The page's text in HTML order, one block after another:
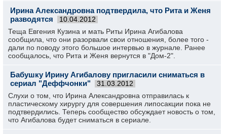
Ирина Александровна подтвердила, что Рита и Женя
разводятся
10.04.2012
Теща Евгения Кузина и мать Риты Ирина Агибалова
сообщила, что они разорвали свои отношения, более того -
дали по поводу этого большое интервью в журнале. Ранее
сообщалось, что Рита и Женя вернутся в "Дом-2".
Бабушку Ирину Агибалову пригласили сниматься в
сериал "Деффчонки"
31.03.2012
Слухи о том, что Ирина Александровна отправилась к
пластическому хирургу для совершения липосакции пока не
подтвердились. Теперь сообщество обсуждает новость о том,
что Агибалова будет сниматься в сериале.